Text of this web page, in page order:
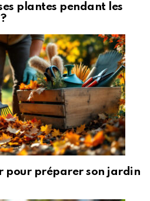
plantes pendant les
pour préparer son jardin